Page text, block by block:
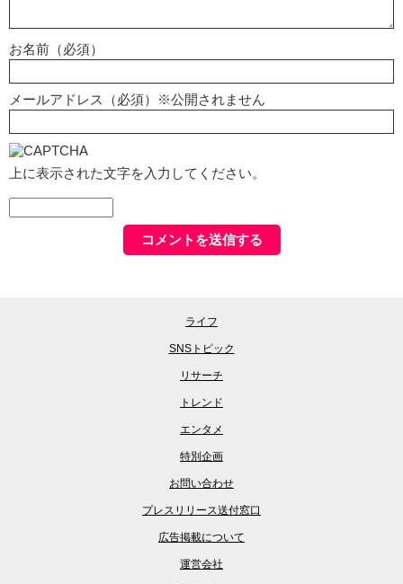
お名前（必須）
メールアドレス（必須）※公開されません
上に表示された文字を入力してください。
ライフ
SNSトピック
リサーチ
トレンド
エンタメ
特別企画
お問い合わせ
プレスリリース送付窓口
広告掲載について
運営会社